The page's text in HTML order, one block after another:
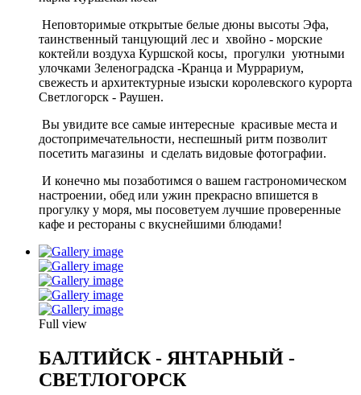
Неповторимые открытые белые дюны высоты Эфа,
таинственный танцующий лес и хвойно - морские
коктейли воздуха Куршской косы, прогулки уютными
улочками Зеленоградска -Кранца и Муррариум,
свежесть и архитектурные изыски королевского курорта
Светлогорск - Раушен.
Вы увидите все самые интересные красивые места и
достопримечательности, неспешный ритм позволит
посетить магазины и сделать видовые фотографии.
И конечно мы позаботимся о вашем гастрономическом
настроении, обед или ужин прекрасно впишется в
прогулку у моря, мы посоветуем лучшие проверенные
кафе и рестораны с вкуснейшими блюдами!
Full view
БАЛТИЙСК - ЯНТАРНЫЙ -
СВЕТЛОГОРСК